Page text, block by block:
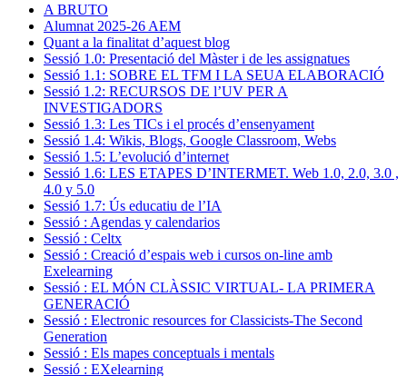
A BRUTO
Alumnat 2025-26 AEM
Quant a la finalitat d’aquest blog
Sessió 1.0: Presentació del Màster i de les assignatues
Sessió 1.1: SOBRE EL TFM I LA SEUA ELABORACIÓ
Sessió 1.2: RECURSOS DE l’UV PER A
INVESTIGADORS
Sessió 1.3: Les TICs i el procés d’ensenyament
Sessió 1.4: Wikis, Blogs, Google Classroom, Webs
Sessió 1.5: L’evolució d’internet
Sessió 1.6: LES ETAPES D’INTERMET. Web 1.0, 2.0, 3.0 ,
4.0 y 5.0
Sessió 1.7: Ús educatiu de l’IA
Sessió : Agendas y calendarios
Sessió : Celtx
Sessió : Creació d’espais web i cursos on-line amb
Exelearning
Sessió : EL MÓN CLÀSSIC VIRTUAL- LA PRIMERA
GENERACIÓ
Sessió : Electronic resources for Classicists-The Second
Generation
Sessió : Els mapes conceptuals i mentals
Sessió : EXelearning